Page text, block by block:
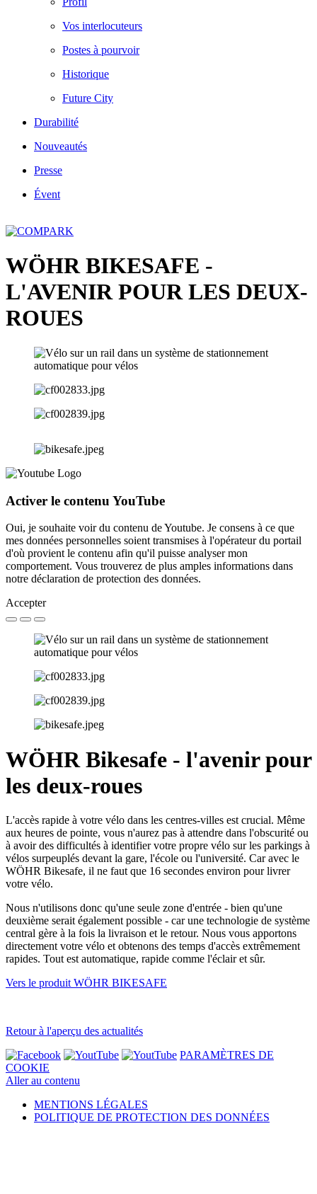
Vos interlocuteurs
Postes à pourvoir
Historique
Future City
Durabilité
Nouveautés
Presse
Évent
WÖHR BIKESAFE -
L'AVENIR POUR LES DEUX-
ROUES
Activer le contenu YouTube
Oui, je souhaite voir du contenu de Youtube. Je consens à ce que
mes données personnelles soient transmises à l'opérateur du portail
d'où provient le contenu afin qu'il puisse analyser mon
comportement. Vous trouverez de plus amples informations dans
notre déclaration de protection des données.
Accepter
WÖHR Bikesafe - l'avenir pour
les deux-roues
L'accès rapide à votre vélo dans les centres-villes est crucial. Même
aux heures de pointe, vous n'aurez pas à attendre dans l'obscurité ou
à avoir des difficultés à identifier votre propre vélo sur les parkings à
vélos surpeuplés devant la gare, l'école ou l'université. Car avec le
WÖHR Bikesafe, il ne faut que 16 secondes environ pour livrer
votre vélo.
Nous n'utilisons donc qu'une seule zone d'entrée - bien qu'une
deuxième serait également possible - car une technologie de système
central gère à la fois la livraison et le retour. Nous vous apportons
directement votre vélo et obtenons des temps d'accès extrêmement
rapides. Tout est automatique, rapide comme l'éclair et sûr.
Vers le produit WÖHR BIKESAFE
Retour à l'aperçu des actualités
PARAMÈTRES DE
COOKIE
Aller au contenu
MENTIONS LÉGALES
POLITIQUE DE PROTECTION DES DONNÉES